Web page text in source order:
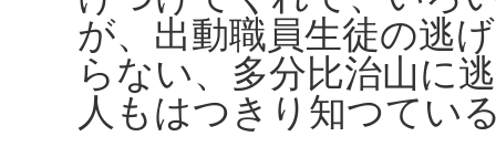
が、出動職員生徒の逃
らない、多分比治山に
人もはつきり知つてい